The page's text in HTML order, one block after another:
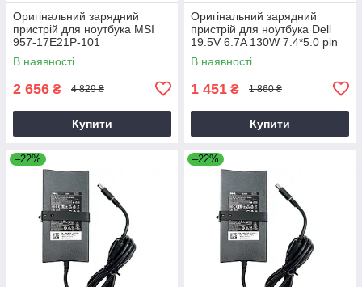
Оригінальний зарядний
пристрій для ноутбука MSI
957-17E21P-101
В наявності
2 656 ₴ 4 829 ₴
Купити
Оригінальний зарядний
пристрій для ноутбука Dell
19.5V 6.7A 130W 7.4*5.0 pin
Slim (PA-4E)
В наявності
1 451 ₴ 1 860 ₴
Купити
–22% –22%